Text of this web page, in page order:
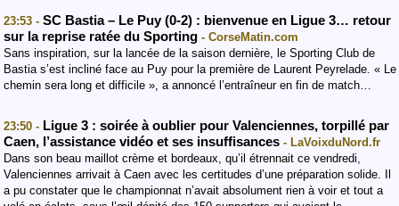
23:53 - SC Bastia – Le Puy (0-2) : bienvenue en Ligue 3… retour
sur la reprise ratée du Sporting - CorseMatin.com
Sans inspiration, sur la lancée de la saison dernière, le Sporting Club de
Bastia s’est incliné face au Puy pour la première de Laurent Peyrelade. « Le
chemin sera long et difficile », a annoncé l’entraîneur en fin de match…
23:50 - Ligue 3 : soirée à oublier pour Valenciennes, torpillé par
Caen, l’assistance vidéo et ses insuffisances - LaVoixduNord.fr
Dans son beau maillot crème et bordeaux, qu’il étrennait ce vendredi,
Valenciennes arrivait à Caen avec les certitudes d’une préparation solide. Il
a pu constater que le championnat n’avait absolument rien à voir et tout a